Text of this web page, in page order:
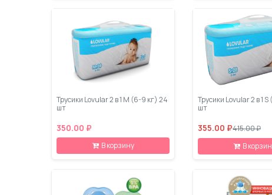
Трусики Lovular 2 в 1 M (6-9 кг) 24
шт
350.00 ₽
В корзину
Трусики Lovular 2 в 1
шт
355.00 ₽415.00 ₽
В